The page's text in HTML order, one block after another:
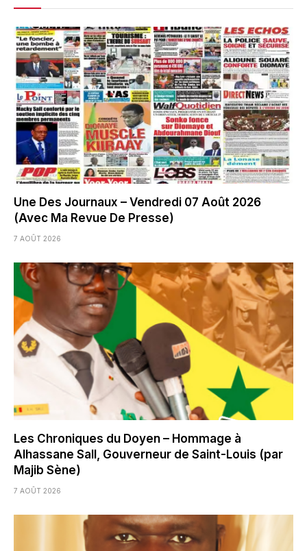
Une Des Journaux – Vendredi 07 Août 2026
(Avec Ma Revue De Presse)
7 AOÛT 2026
Les Chroniques du Doyen – Hommage à
Alhassane Sall, Gouverneur de Saint-Louis (par
Majib Sène)
7 AOÛT 2026